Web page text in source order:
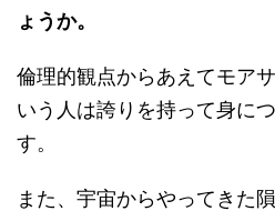
ょうか。
倫理的観点からあえてモア
いう人は誇りを持って身に
す。
また、宇宙からやってきた